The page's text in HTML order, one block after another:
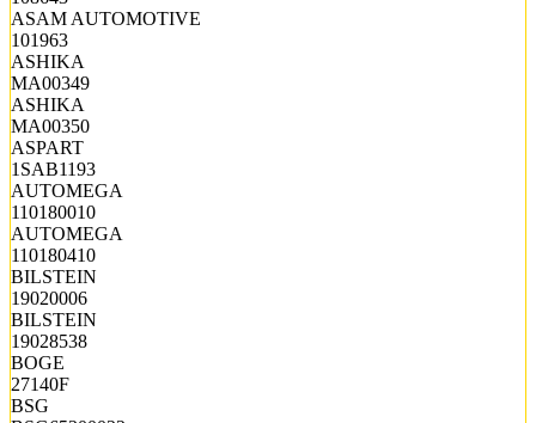
ASAM AUTOMOTIVE
101963
ASHIKA
MA00349
ASHIKA
MA00350
ASPART
1SAB1193
AUTOMEGA
110180010
AUTOMEGA
110180410
BILSTEIN
19020006
BILSTEIN
19028538
BOGE
27140F
BSG